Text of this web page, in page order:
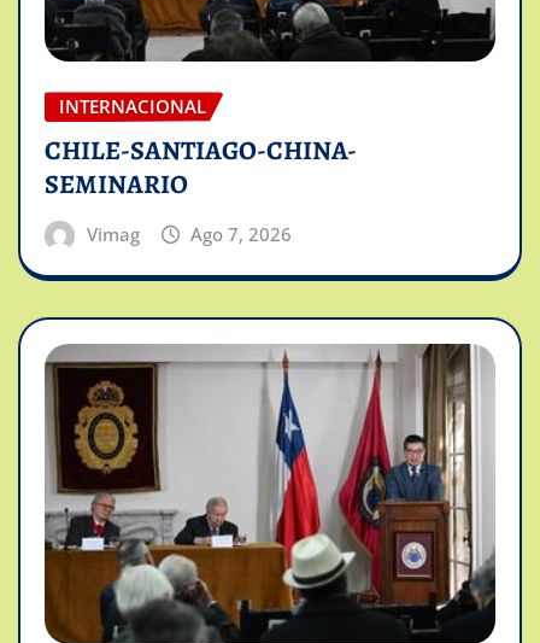
INTERNACIONAL
CHILE-SANTIAGO-CHINA-
SEMINARIO
Vimag Ago 7, 2026